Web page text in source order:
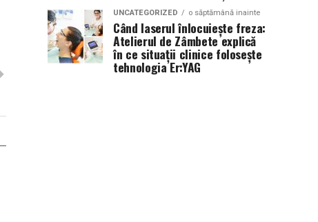
UNCATEGORIZED o săptămână inainte
Când laserul înlocuiește freza:
Atelierul de Zâmbete explică
în ce situații clinice folosește
tehnologia Er:YAG